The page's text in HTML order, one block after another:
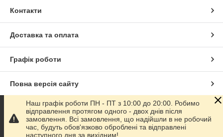
Контакти
Доставка та оплата
Графік роботи
Повна версія сайту
Сайт створено на маркетплейсіProm.ua
Політика конфіденційності
Наш графік роботи ПН - ПТ з 10:00 до 20:00. Робимо
відправлення протягом одного - двох днів після
замовлення. Всі замовлення, що надійшли в не робочий
час, будуть обов'язково оброблені та відправлені
наступного дня за вихідним!